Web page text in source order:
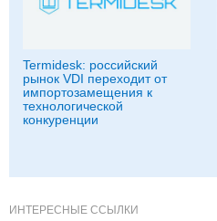
Termidesk: российский
рынок VDI переходит от
импортозамещения к
технологической
конкуренции
ИНТЕРЕСНЫЕ ССЫЛКИ